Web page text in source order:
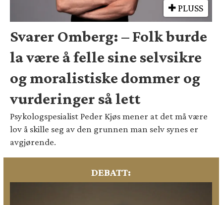
PLUSS
Svarer Omberg: – Folk burde
la være å felle sine selvsikre
og moralistiske dommer og
vurderinger så lett
Psykologspesialist Peder Kjøs mener at det må være
lov å skille seg av den grunnen man selv synes er
avgjørende.
DEBATT: